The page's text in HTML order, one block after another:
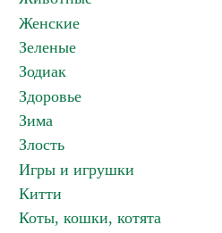
Женские
Зеленые
Зодиак
Здоровье
Зима
Злость
Игры и игрушки
Китти
Коты, кошки, котята